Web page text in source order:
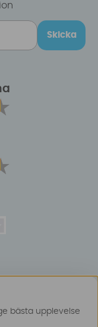
Skicka
bästa upplevelse